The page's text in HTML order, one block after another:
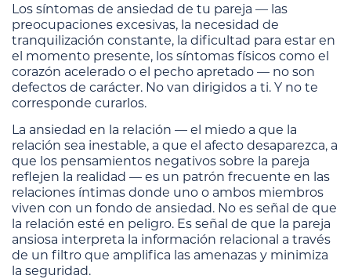
Los síntomas de ansiedad de tu pareja — las
preocupaciones excesivas, la necesidad de
tranquilización constante, la dificultad para estar en
el momento presente, los síntomas físicos como el
corazón acelerado o el pecho apretado — no son
defectos de carácter. No van dirigidos a ti. Y no te
corresponde curarlos.
La ansiedad en la relación — el miedo a que la
relación sea inestable, a que el afecto desaparezca, a
que los pensamientos negativos sobre la pareja
reflejen la realidad — es un patrón frecuente en las
relaciones íntimas donde uno o ambos miembros
viven con un fondo de ansiedad. No es señal de que
la relación esté en peligro. Es señal de que la pareja
ansiosa interpreta la información relacional a través
de un filtro que amplifica las amenazas y minimiza
la seguridad.